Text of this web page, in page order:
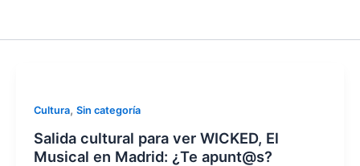
Cultura, Sin categoría
Salida cultural para ver WICKED, El
Musical en Madrid: ¿Te apunt@s?